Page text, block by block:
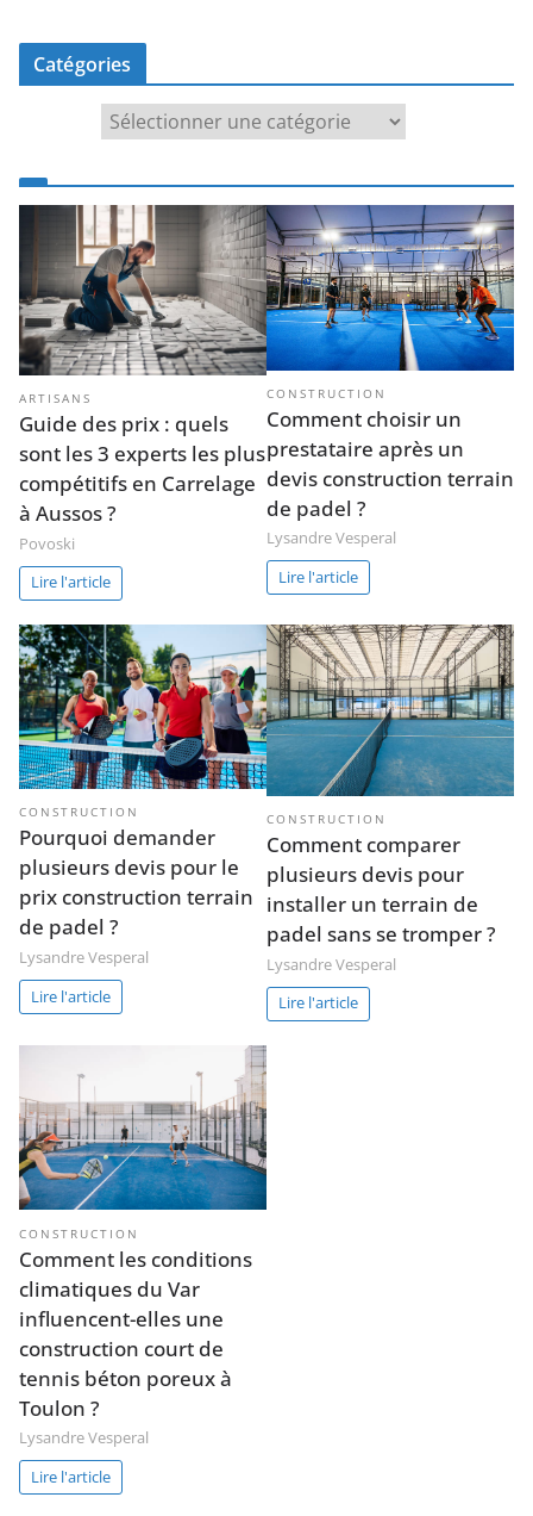
Catégories
ARTISANS
Guide des prix : quels
sont les 3 experts les plus
compétitifs en Carrelage
à Aussos ?
Povoski
Lire l'article
CONSTRUCTION
Comment choisir un
prestataire après un
devis construction terrain
de padel ?
Lysandre Vesperal
Lire l'article
CONSTRUCTION
Pourquoi demander
plusieurs devis pour le
prix construction terrain
de padel ?
Lysandre Vesperal
Lire l'article
CONSTRUCTION
Comment comparer
plusieurs devis pour
installer un terrain de
padel sans se tromper ?
Lysandre Vesperal
Lire l'article
CONSTRUCTION
Comment les conditions
climatiques du Var
influencent-elles une
construction court de
tennis béton poreux à
Toulon ?
Lysandre Vesperal
Lire l'article